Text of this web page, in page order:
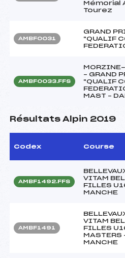
Mémorial
Tourez
AMBF0031
GRAND
"QUALIF
AMBF0033.FFS
– GRAND
"QUALIF
MAST –
Résultats Alpin 2019
Codex Course
AMBF1492.FFS
VITAM
FILLES
MANCHE
AMBF1491
VITAM
FILLES
MASTERS
MANCHE